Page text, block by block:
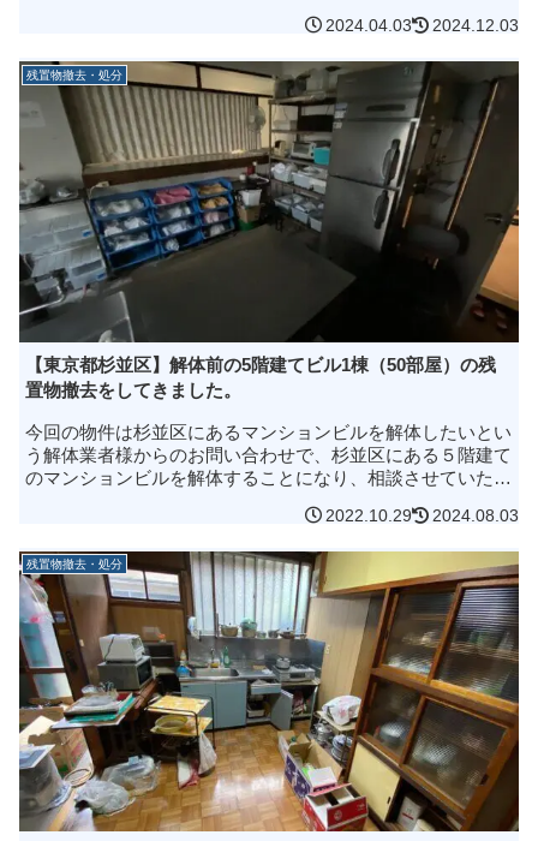
2024.04.03 2024.12.03
残置物撤去・処分
【東京都杉並区】解体前の5階建てビル1棟（50部屋）の残
置物撤去をしてきました。
今回の物件は杉並区にあるマンションビルを解体したいとい
う解体業者様からのお問い合わせで、杉並区にある５階建て
のマンションビルを解体することになり、相談させていただ
2022.10.29 2024.08.03
残置物撤去・処分